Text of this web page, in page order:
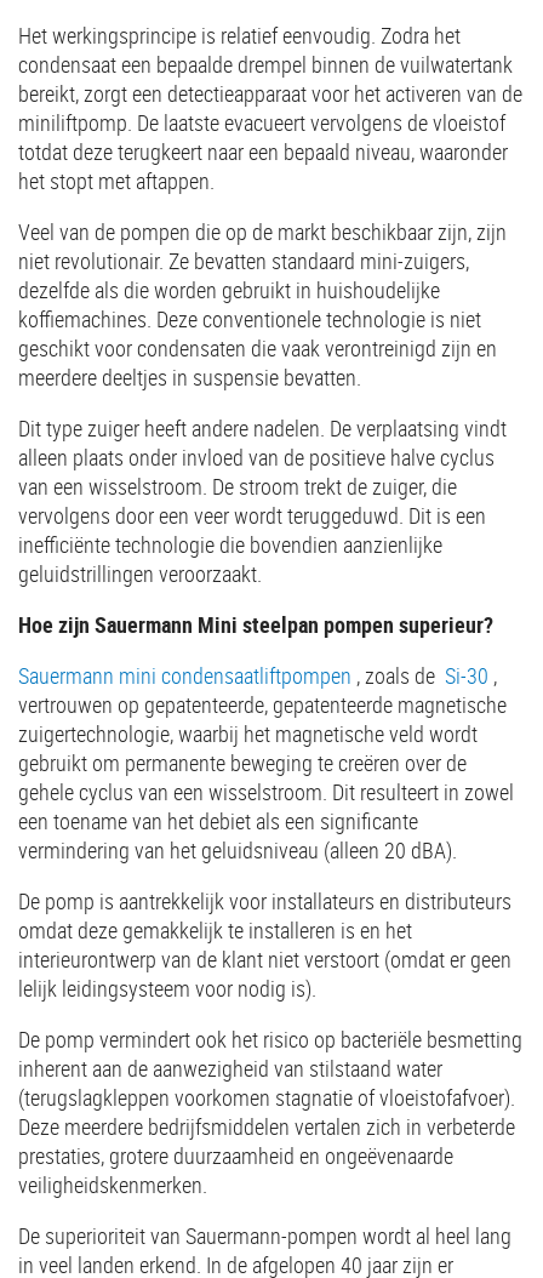
Het werkingsprincipe is relatief eenvoudig. Zodra het
condensaat een bepaalde drempel binnen de vuilwatertank
bereikt, zorgt een detectieapparaat voor het activeren van de
miniliftpomp. De laatste evacueert vervolgens de vloeistof
totdat deze terugkeert naar een bepaald niveau, waaronder
het stopt met aftappen.
Veel van de pompen die op de markt beschikbaar zijn, zijn
niet revolutionair. Ze bevatten standaard mini-zuigers,
dezelfde als die worden gebruikt in huishoudelijke
koffiemachines. Deze conventionele technologie is niet
geschikt voor condensaten die vaak verontreinigd zijn en
meerdere deeltjes in suspensie bevatten.
Dit type zuiger heeft andere nadelen. De verplaatsing vindt
alleen plaats onder invloed van de positieve halve cyclus
van een wisselstroom. De stroom trekt de zuiger, die
vervolgens door een veer wordt teruggeduwd. Dit is een
inefficiënte technologie die bovendien aanzienlijke
geluidstrillingen veroorzaakt.
Hoe zijn Sauermann Mini steelpan pompen superieur?
Sauermann mini condensaatliftpompen , zoals de Si-30 ,
vertrouwen op gepatenteerde, gepatenteerde magnetische
zuigertechnologie, waarbij het magnetische veld wordt
gebruikt om permanente beweging te creëren over de
gehele cyclus van een wisselstroom. Dit resulteert in zowel
een toename van het debiet als een significante
vermindering van het geluidsniveau (alleen 20 dBA).
De pomp is aantrekkelijk voor installateurs en distributeurs
omdat deze gemakkelijk te installeren is en het
interieurontwerp van de klant niet verstoort (omdat er geen
lelijk leidingsysteem voor nodig is).
De pomp vermindert ook het risico op bacteriële besmetting
inherent aan de aanwezigheid van stilstaand water
(terugslagkleppen voorkomen stagnatie of vloeistofafvoer).
Deze meerdere bedrijfsmiddelen vertalen zich in verbeterde
prestaties, grotere duurzaamheid en ongeëvenaarde
veiligheidskenmerken.
De superioriteit van Sauermann-pompen wordt al heel lang
in veel landen erkend. In de afgelopen 40 jaar zijn er